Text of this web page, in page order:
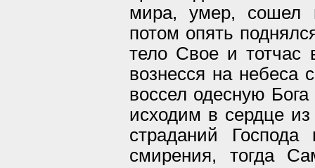
мира, умер, сошел
потом опять
тело Свое и тотчас
вознесся на
воссел одесную
исходим в сердце
страданий
смирения, тогда